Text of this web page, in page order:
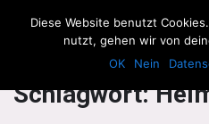
The Howling
Schlagwort:
Diese Website benutzt
nutzt, gehen wir von
OK
Nein